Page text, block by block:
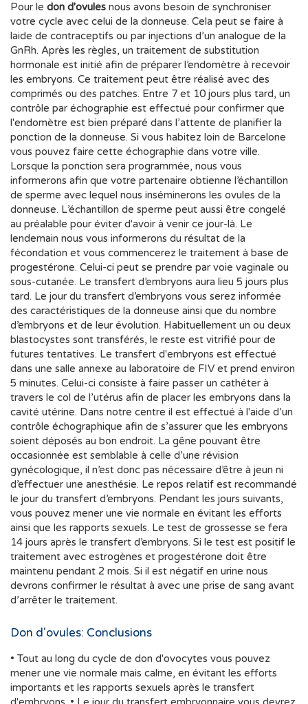
Pour le don d'ovules nous avons besoin de synchroniser
votre cycle avec celui de la donneuse. Cela peut se faire à
laide de contraceptifs ou par injections d’un analogue de la
GnRh. Après les règles, un traitement de substitution
hormonale est initié afin de préparer l’endomètre à recevoir
les embryons. Ce traitement peut être réalisé avec des
comprimés ou des patches. Entre 7 et 10 jours plus tard, un
contrôle par échographie est effectué pour confirmer que
l'endomètre est bien préparé dans l’attente de planifier la
ponction de la donneuse. Si vous habitez loin de Barcelone
vous pouvez faire cette échographie dans votre ville.
Lorsque la ponction sera programmée, nous vous
informerons afin que votre partenaire obtienne l’échantillon
de sperme avec lequel nous inséminerons les ovules de la
donneuse. L’échantillon de sperme peut aussi être congelé
au préalable pour éviter d'avoir à venir ce jour-là. Le
lendemain nous vous informerons du résultat de la
fécondation et vous commencerez le traitement à base de
progestérone. Celui-ci peut se prendre par voie vaginale ou
sous-cutanée. Le transfert d’embryons aura lieu 5 jours plus
tard. Le jour du transfert d’embryons vous serez informée
des caractéristiques de la donneuse ainsi que du nombre
d’embryons et de leur évolution. Habituellement un ou deux
blastocystes sont transférés, le reste est vitrifié pour de
futures tentatives. Le transfert d'embryons est effectué
dans une salle annexe au laboratoire de FIV et prend environ
5 minutes. Celui-ci consiste à faire passer un cathéter à
travers le col de l’utérus afin de placer les embryons dans la
cavité utérine. Dans notre centre il est effectué à l'aide d’un
contrôle échographique afin de s’assurer que les embryons
soient déposés au bon endroit. La gêne pouvant être
occasionnée est semblable à celle d’une révision
gynécologique, il n’est donc pas nécessaire d’être à jeun ni
d’effectuer une anesthésie. Le repos relatif est recommandé
le jour du transfert d’embryons. Pendant les jours suivants,
vous pouvez mener une vie normale en évitant les efforts
ainsi que les rapports sexuels. Le test de grossesse se fera
14 jours après le transfert d’embryons. Si le test est positif le
traitement avec estrogènes et progestérone doit être
maintenu pendant 2 mois. Si il est négatif en urine nous
devrons confirmer le résultat à avec une prise de sang avant
d’arrêter le traitement.
Don d'ovules: Conclusions
• Tout au long du cycle de don d'ovocytes vous pouvez
mener une vie normale mais calme, en évitant les efforts
importants et les rapports sexuels après le transfert